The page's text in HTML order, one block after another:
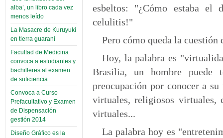
alba’, un libro cada vez
menos leído
La Masacre de Kuruyuki
en tierra guaraní
Facultad de Medicina
convoca a estudiantes y
bachilleres al examen
de suficiencia
Convoca a Curso
Prefacultativo y Examen
de Dispensación
gestión 2014
Diseño Gráfico es la
esbeltos: "¿Cómo estaba
celulitis!"
Pero cómo queda la
Hoy, la palabra es
Brasilia, un hombre puede
preocupación por conocer a
virtuales, religiosos virtuales,
virtuales...
La palabra hoy es